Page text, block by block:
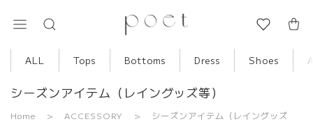
ALL Tops Bottoms Dress Shoes
シーズンアイテム（レイングッズ等）
Home ACCESSORY
シーズンアイテム（レイングッズ